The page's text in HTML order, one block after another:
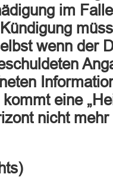
im
wenn der
eine
nicht